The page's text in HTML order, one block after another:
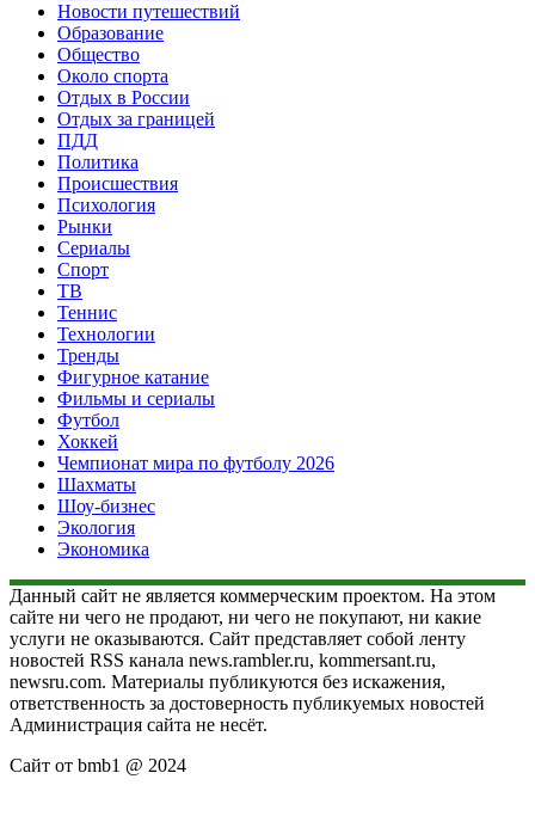
Новости путешествий
Образование
Общество
Около спорта
Отдых в России
Отдых за границей
ПДД
Политика
Происшествия
Психология
Рынки
Сериалы
Спорт
ТВ
Теннис
Технологии
Тренды
Фигурное катание
Фильмы и сериалы
Футбол
Хоккей
Чемпионат мира по футболу 2026
Шахматы
Шоу-бизнес
Экология
Экономика
Данный сайт не является коммерческим проектом. На этом
сайте ни чего не продают, ни чего не покупают, ни какие
услуги не оказываются. Сайт представляет собой ленту
новостей RSS канала news.rambler.ru, kommersant.ru,
newsru.com. Материалы публикуются без искажения,
ответственность за достоверность публикуемых новостей
Администрация сайта не несёт.
Сайт от bmb1 @ 2024